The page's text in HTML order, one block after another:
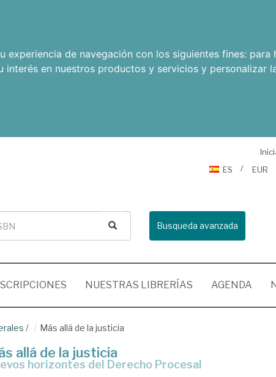
de navegación con los siguientes fines: para
interés en nuestros productos y servicios y personalizar
ES
EUR
Busqueda avanzada
NUESTRAS LIBRERÍAS AGENDA
/ Más allá de la justicia
allá de la justicia
horizontes del Derecho Procesal